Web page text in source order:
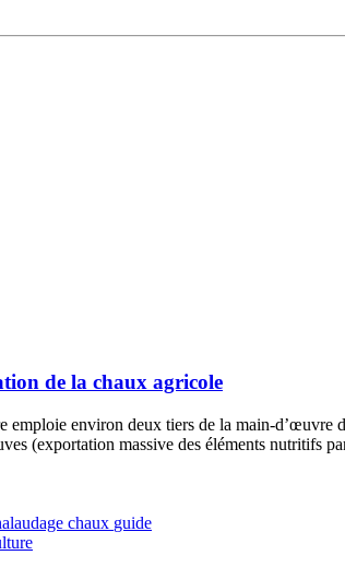
de la chaux agricole
emploie environ deux tiers de la main-d’œuvre
(exportation massive des éléments nutritifs
chaux guide